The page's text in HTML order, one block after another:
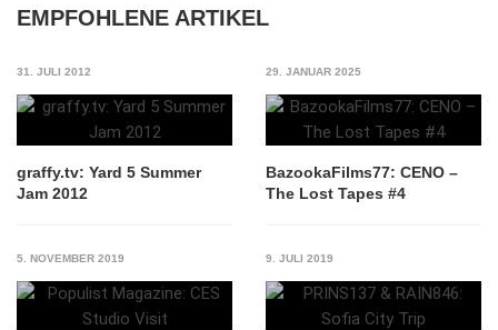
EMPFOHLENE ARTIKEL
31. JULI 2012
graffy.tv: Yard 5 Summer
Jam 2012
29. JANUAR 2025
BazookaFilms77: CENO –
The Lost Tapes #4
5. NOVEMBER 2019 9. JULI 2019